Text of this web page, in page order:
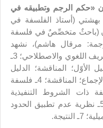
حكم الرجم وتطبيقه في
بهشتي (أستاذ الفلسفة في
(باحثٌ متخصِّصٌ في فلسفة
مرقال هاشم)، نشهد
العناوين التالية: 1ـ المسألة؛ 2ـ التعريف اللغوي والاصطلاحي؛ 3ـ
الأوّل؛ المناقشة؛ الدليل
الثاني؛ المناقشة؛ ب ـ السنّة؛ ج ـ الإجماع؛ المناقشة؛ 4ـ فلسفة
ذات الشروط التنفيذية
السهلة؛ ب ـ العقوبات المشدَّدة؛ 5ـ نظرية عدم تطبيق الحدود